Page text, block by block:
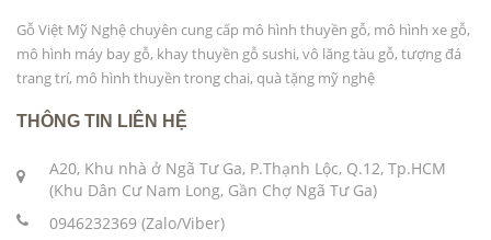
Gỗ Việt Mỹ Nghệ chuyên cung cấp mô hình thuyền gỗ, mô hình xe gỗ,
mô hình máy bay gỗ, khay thuyền gỗ sushi, vô lăng tàu gỗ, tượng đá
trang trí, mô hình thuyền trong chai, quà tặng mỹ nghệ
THÔNG TIN LIÊN HỆ
A20, Khu nhà ở Ngã Tư Ga, P.Thạnh Lộc, Q.12, Tp.HCM
(Khu Dân Cư Nam Long, Gần Chợ Ngã Tư Ga)
0946232369 (Zalo/Viber)